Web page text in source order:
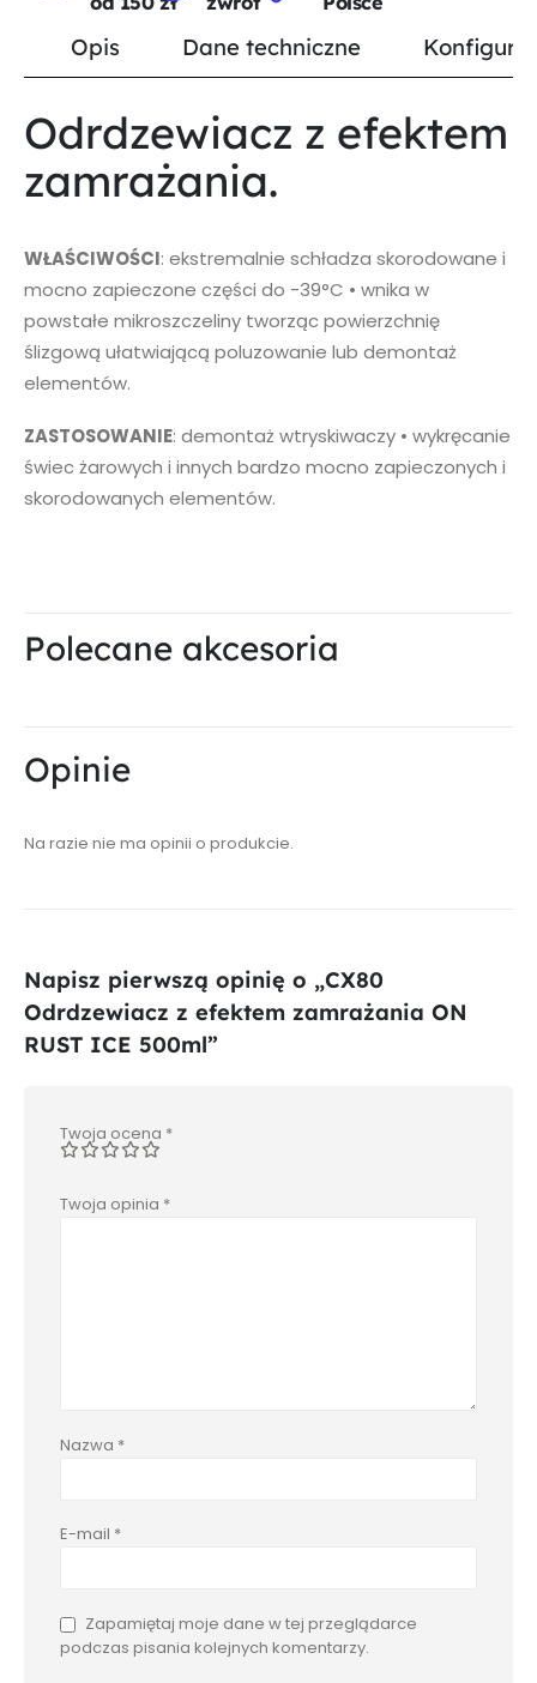
Opis Dane techniczne
Odrdzewiacz z efektem
zamrażania.
WŁAŚCIWOŚCI: ekstremalnie schładza skorodowane i
mocno zapieczone części do -39°C • wnika w
powstałe mikroszczeliny tworząc powierzchnię
ślizgową ułatwiającą poluzowanie lub demontaż
elementów.
ZASTOSOWANIE: demontaż wtryskiwaczy • wykręcanie
świec żarowych i innych bardzo mocno zapieczonych i
skorodowanych elementów.
Polecane akcesoria
Opinie
Na razie nie ma opinii o produkcie.
Napisz pierwszą opinię o „CX80
Odrdzewiacz z efektem zamrażania ON
RUST ICE 500ml”
Twoja ocena *
Twoja opinia *
Nazwa *
E-mail *
Zapamiętaj moje dane w tej przeglądarce
podczas pisania kolejnych komentarzy.